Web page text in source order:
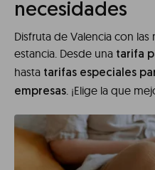
necesidades
Disfruta de Valencia con
estancia. Desde una tarifa
hasta tarifas especiales
empresas. ¡Elige la que